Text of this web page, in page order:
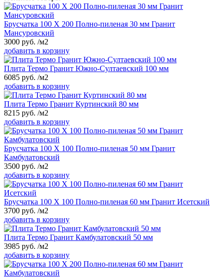
Брусчатка 100 Х 200 Полно-пиленая 30 мм Гранит
Мансуровский
3000 руб. /м2
добавить в корзину
Плита Термо Гранит Южно-Султаевский 100 мм
6085 руб. /м2
добавить в корзину
Плита Термо Гранит Куртинский 80 мм
8215 руб. /м2
добавить в корзину
Брусчатка 100 Х 100 Полно-пиленая 50 мм Гранит
Камбулатовский
3500 руб. /м2
добавить в корзину
Брусчатка 100 Х 100 Полно-пиленая 60 мм Гранит Исетский
3700 руб. /м2
добавить в корзину
Плита Термо Гранит Камбулатовский 50 мм
3985 руб. /м2
добавить в корзину